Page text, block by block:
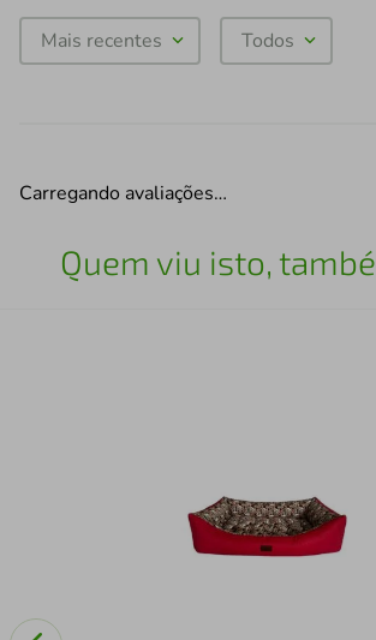
Mais recentes Todos
Carregando avaliações…
Quem viu isto,